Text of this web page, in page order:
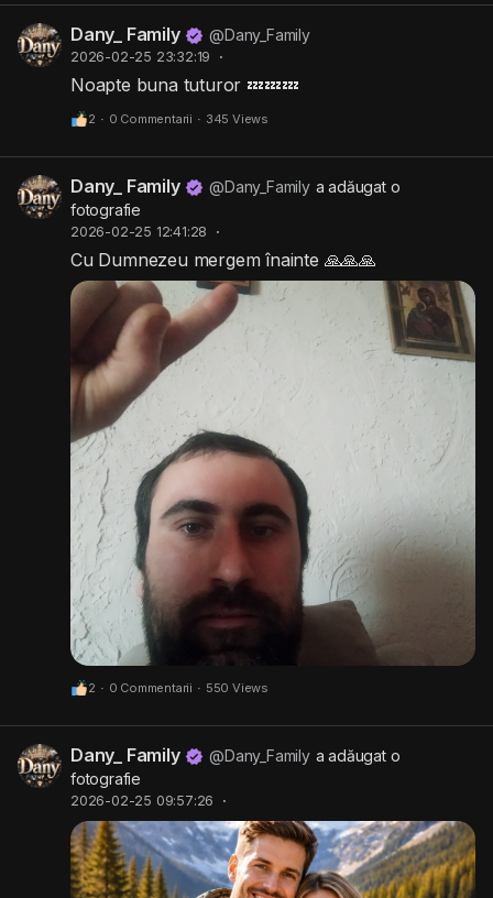
Dany_ Family @Dany_Family
2026-02-25 23:32:19 ·
Noapte buna tuturor 💤💤💤
2 · 0 Commentarii · 345 Views
Dany_ Family @Dany_Family a adăugat o
fotografie
2026-02-25 12:41:28 ·
Cu Dumnezeu mergem înainte 🙏🙏🙏
2 · 0 Commentarii · 550 Views
Dany_ Family @Dany_Family a adăugat o
fotografie
2026-02-25 09:57:26 ·